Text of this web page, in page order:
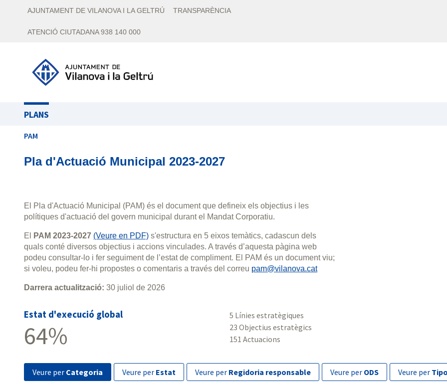
AJUNTAMENT DE VILANOVA I LA GELTRÚ TRANSPARÈNCIA
ATENCIÓ CIUTADANA 938 140 000
PLANS
PAM
Pla d'Actuació Municipal 2023-2027
El Pla d'Actuació Municipal (PAM) és el document que defineix els objectius i les
polítiques d'actuació del govern municipal durant el Mandat Corporatiu.
El PAM 2023-2027 (Veure en PDF) s'estructura en 5 eixos temàtics, cadascun dels
quals conté diversos objectius i accions vinculades. A través d’aquesta pàgina web
podeu consultar-lo i fer seguiment de l’estat de compliment. El PAM és un document viu;
si voleu, podeu fer-hi propostes o comentaris a través del correu pam@vilanova.cat
Darrera actualització: 30 juliol de 2026
Estat d'execució global
64%
5 Línies estratègiques
23 Objectius estratègics
151 Actuacions
veure per Categoria veure per Estat veure per Regidoria responsable veure per ODS veure per